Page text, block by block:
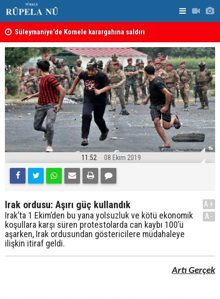
Süleymaniye’de Komele karargahına saldırı
sonuçlar
11:52 08 Ekim 2019
Irak ordusu: Aşırı güç kullandık
Irak’ta 1 Ekim’den bu yana yolsuzluk ve kötü ekonomik
koşullara karşı süren protestolarda can kaybı 100’ü
aşarken, Irak ordusundan göstericilere müdahaleye
ilişkin itiraf geldi.
A+
A-
Artı Gerçek